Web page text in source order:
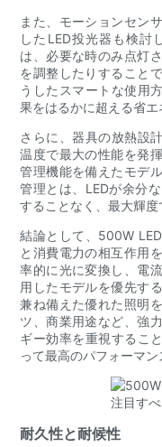
また、モーションセン
したLED投光器も検討
は、必要な時のみ点灯
を調整したりすること
うしたスマートな使用
果をはるかに超える省エ
さらに、器具の放熱設
温度で最大の性能を発
管理機能を備えたモデ
管理とは、LEDが余分
することなく、最大輝度
結論として、500W
と消費電力の相互作用
率的に光に変換し、電
用したモデルを優先す
兼ね備えた優れた照明
ツ、商業用途など、強
ギー効率を重視するこ
って最高のパフォーマン
耐久性と耐候性